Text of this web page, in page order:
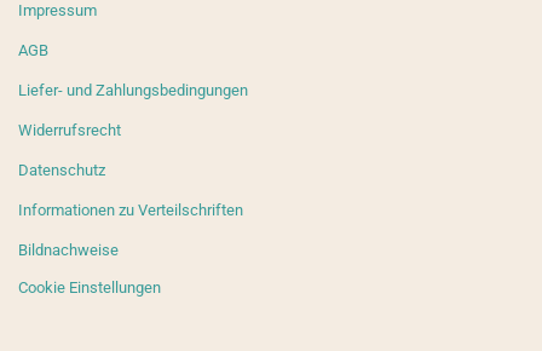
Impressum
AGB
Liefer- und Zahlungsbedingungen
Widerrufsrecht
Datenschutz
Informationen zu Verteilschriften
Bildnachweise
Cookie Einstellungen